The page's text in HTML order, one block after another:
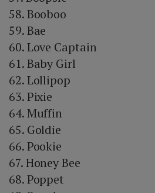
58. Booboo
59. Bae
60. Love Captain
61. Baby Girl
62. Lollipop
63. Pixie
64. Muffin
65. Goldie
66. Pookie
67. Honey Bee
68. Poppet